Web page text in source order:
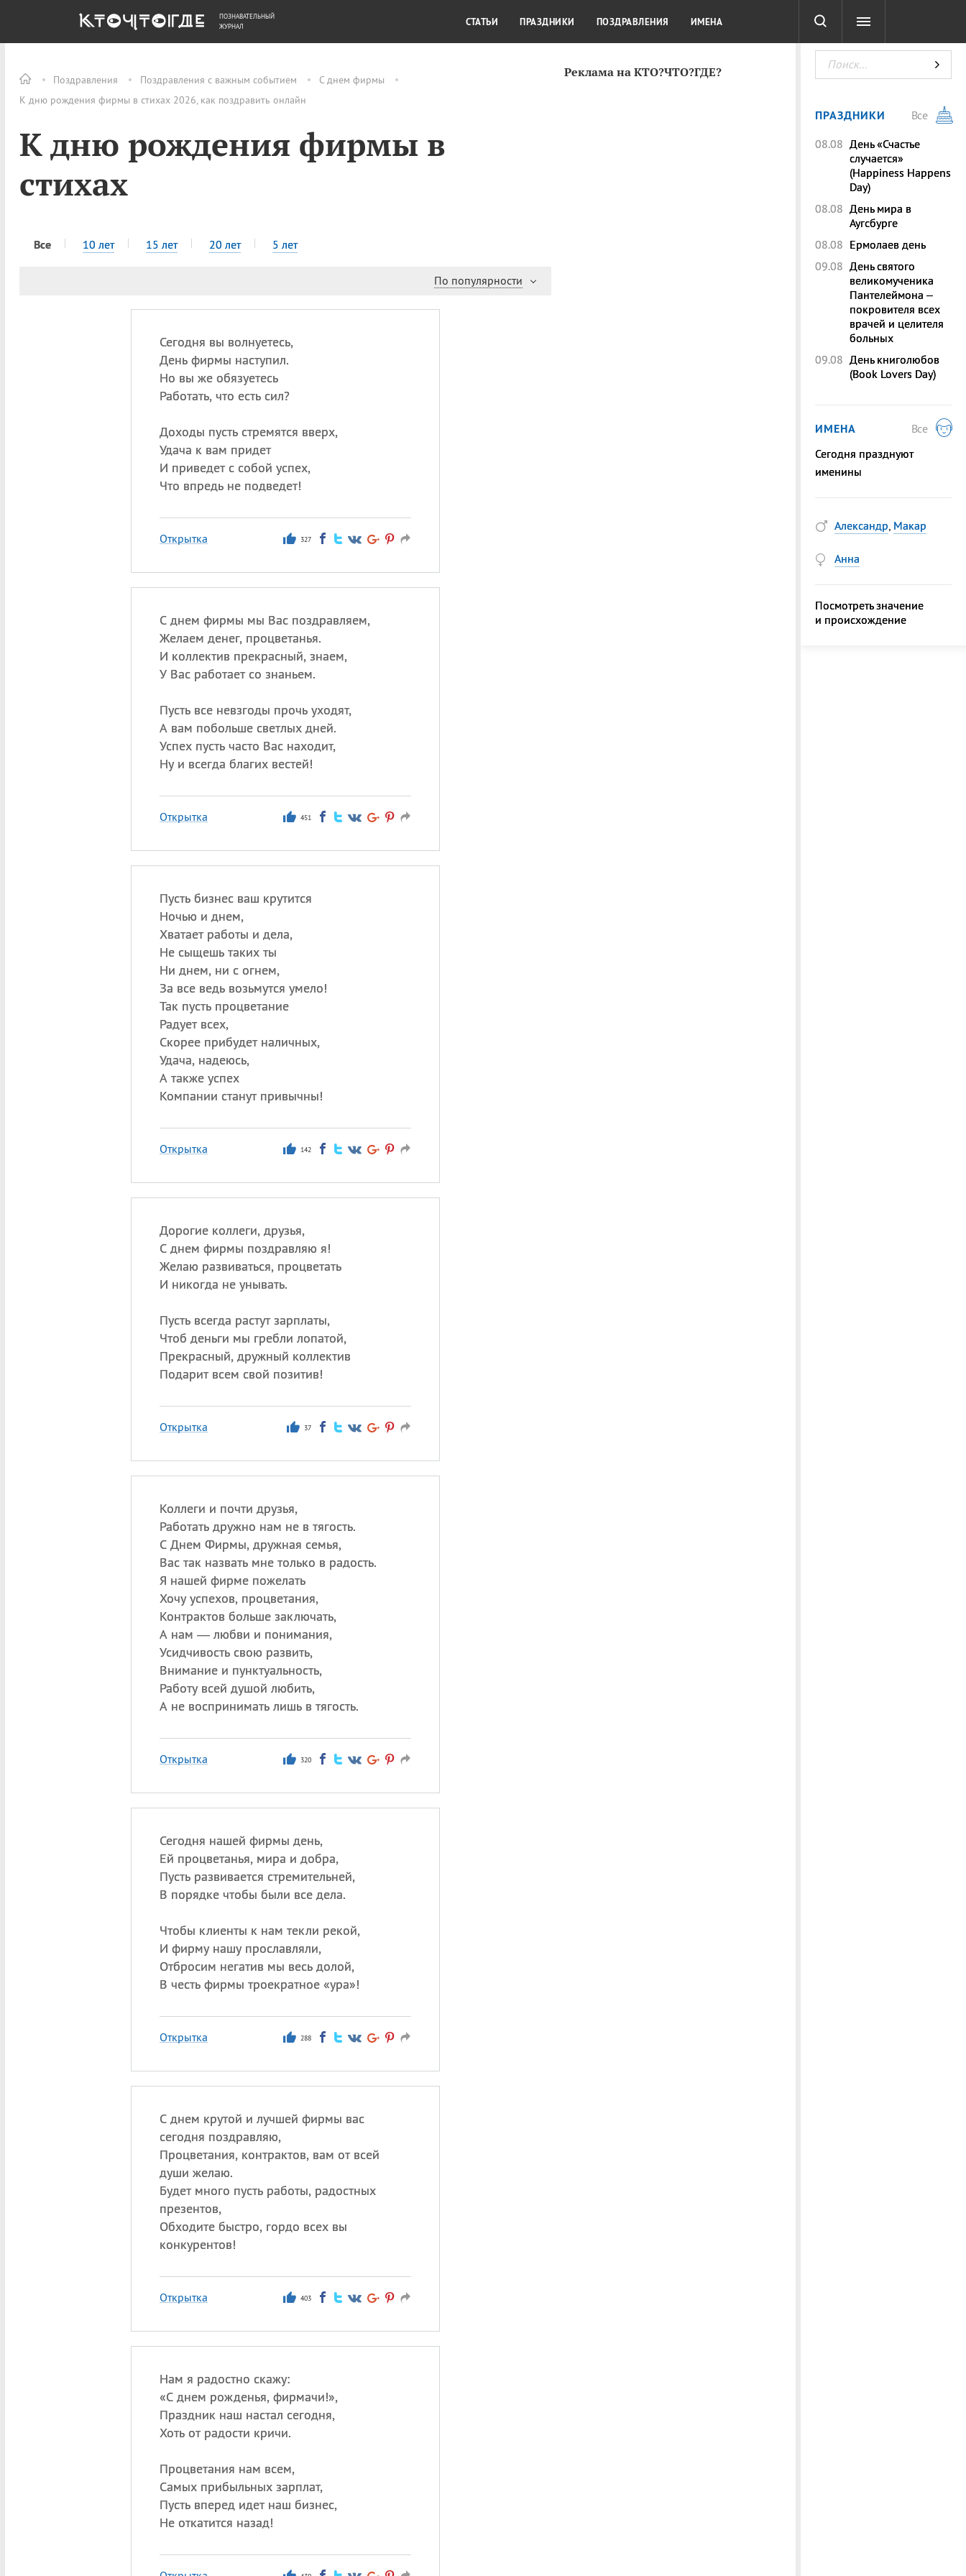
Поздравления Поздравления с важным событием
С днем фирмы
К дню рождения фирмы в стихах 2026, как поздравить онлайн
К дню рождения фирмы в
стихах
Все 10 лет 15 лет 20 лет 5 лет
По популярности
Сегодня вы волнуетесь,
День фирмы наступил.
Но вы же обязуетесь
Работать, что есть сил?
Доходы пусть стремятся вверх,
Удача к вам придет
И приведет с собой успех,
Что впредь не подведет!
Открытка 327
С днем фирмы мы Вас поздравляем,
Желаем денег, процветанья.
И коллектив прекрасный, знаем,
У Вас работает со знаньем.
Пусть все невзгоды прочь уходят,
А вам побольше светлых дней.
Успех пусть часто Вас находит,
Ну и всегда благих вестей!
Открытка 451
Пусть бизнес ваш крутится
Ночью и днем,
Хватает работы и дела,
Не сыщешь таких ты
Ни днем, ни с огнем,
За все ведь возьмутся умело!
Так пусть процветание
Радует всех,
Скорее прибудет наличных,
Удача, надеюсь,
А также успех
Компании станут привычны!
Открытка 142
Дорогие коллеги, друзья,
С днем фирмы поздравляю я!
Желаю развиваться, процветать
И никогда не унывать.
Пусть всегда растут зарплаты,
Чтоб деньги мы гребли лопатой,
Прекрасный, дружный коллектив
Подарит всем свой позитив!
Открытка 37
Коллеги и почти друзья,
Работать дружно нам не в тягость.
С Днем Фирмы, дружная семья,
Вас так назвать мне только в радость.
Я нашей фирме пожелать
Хочу успехов, процветания,
Контрактов больше заключать,
А нам — любви и понимания,
Усидчивость свою развить,
Внимание и пунктуальность,
Работу всей душой любить,
А не воспринимать лишь в тягость.
Открытка 320
Сегодня нашей фирмы день,
Ей процветанья, мира и добра,
Пусть развивается стремительней,
В порядке чтобы были все дела.
Чтобы клиенты к нам текли рекой,
И фирму нашу прославляли,
Отбросим негатив мы весь долой,
В честь фирмы троекратное «ура»!
Открытка 288
С днем крутой и лучшей фирмы вас
сегодня поздравляю,
Процветания, контрактов, вам от всей
души желаю.
Будет много пусть работы, радостных
презентов,
Обходите быстро, гордо всех вы
конкурентов!
Открытка 403
Нам я радостно скажу:
«С днем рожденья, фирмачи!»,
Праздник наш настал сегодня,
Хоть от радости кричи.
Процветания нам всем,
Самых прибыльных зарплат,
Пусть вперед идет наш бизнес,
Не откатится назад!
Реклама на КТО?ЧТО?ГДЕ?
ОБЩЕСТВО ДЕНЬГИ КУЛЬТУРА КРАСОТА ТЕСТЫ
ПОЗНАВАТЕЛЬНЫЙ
ЖУРНАЛ
СТАТЬИ ПРАЗДНИКИ ПОЗДРАВЛЕНИЯ ИМЕНА
ПРАЗДНИКИ
Все
08.08 День «Счастье
случается»
(Happiness Happens
Day)
08.08 День мира в
Аугсбурге
08.08 Ермолаев день
09.08 День святого
великомученика
Пантелеймона –
покровителя всех
врачей и целителя
больных
09.08 День книголюбов
(Book Lovers Day)
ИМЕНА
Все
Сегодня празднуют
именины
Александр, Макар
Анна
Посмотреть значение
и происхождение